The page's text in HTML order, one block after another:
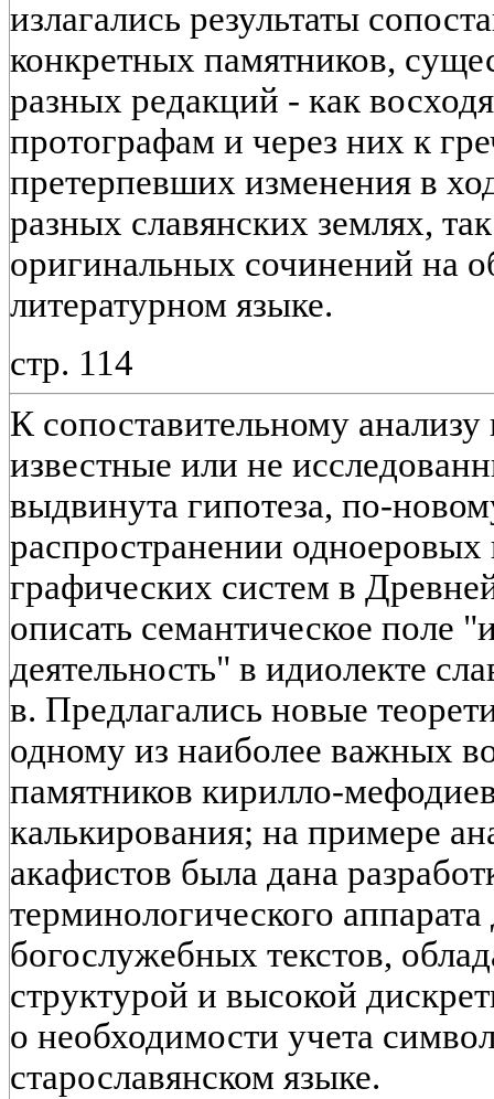
излагались результаты
конкретных памятников,
разных редакций - как
протографам и через них к
претерпевших изменения в
разных славянских землях,
оригинальных сочинений на
литературном языке.
стр. 114
К сопоставительному
известные или не
выдвинута гипотеза, по-
распространении
графических систем в
описать семантическое поле
деятельность" в идиолекте
в. Предлагались новые
одному из наиболее важных
памятников кирилло-
калькирования; на примере
акафистов была дана
терминологического аппарата
богослужебных текстов,
структурой и высокой
о необходимости учета
старославянском языке.